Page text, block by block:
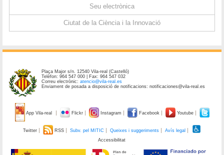
Seu electrònica
Ciutat de la Ciència i la Innovació
Plaça Major s/n. 12540 Vila-real (Castelló)
Telèfon: 964 547 000 | Fax: 964 547 032
Correu electrònic:atencio@vila-real.es
Enviament de posada a disposició de notificacions: notificaciones@vila-real.es
App Vila-real Flickr Instagram Facebook Youtube
Twitter RSS Subv. pel MITIC Queixes i suggeriments
Avís legal
Accessibilitat